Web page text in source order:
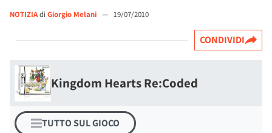
NOTIZIAdi Giorgio Melani — 19/07/2010
CONDIVIDI
Kingdom Hearts Re:Coded
TUTTO SUL GIOCO